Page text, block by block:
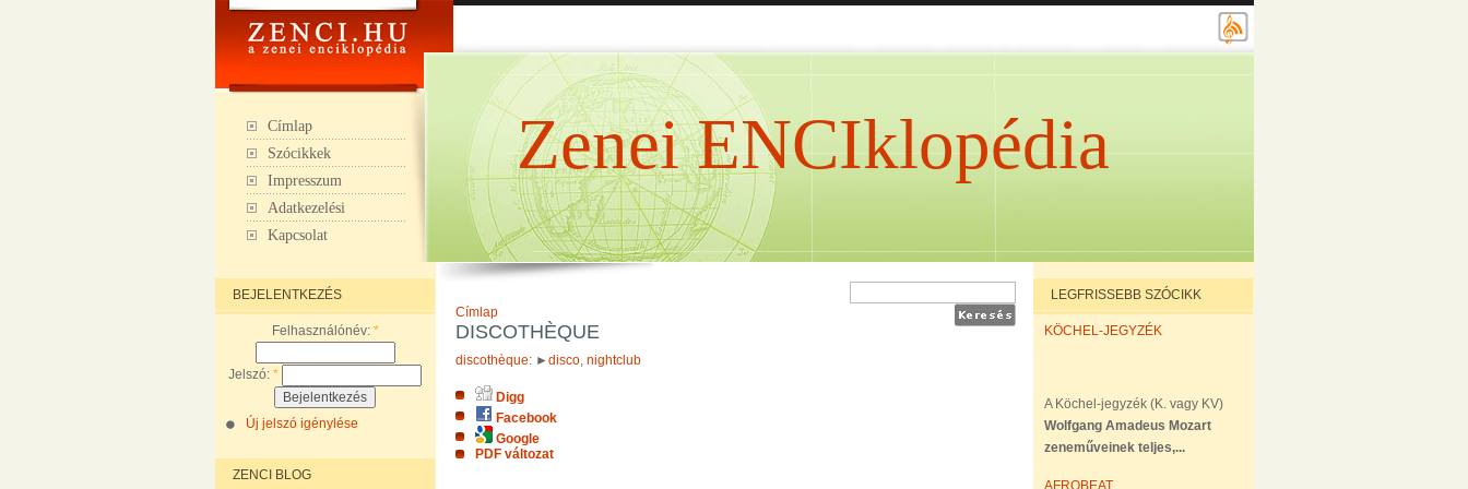
Címlap
Szócikkek
Impresszum
Adatkezelési
Kapcsolat
Zenei ENCIklopédia
BEJELENTKEZÉS
Felhasználónév: *
Jelszó: *
Új jelszó igénylése
ZENCI BLOG
Címlap
DISCOTHÈQUE
discothèque: ► disco, nightclub
Digg
Facebook
Google
PDF változat
LEGFRISSEBB SZÓCIKK
KÖCHEL-JEGYZÉK
A Köchel-jegyzék (K. vagy KV)
Wolfgang Amadeus Mozart
zeneműveinek teljes,...
AFROBEAT